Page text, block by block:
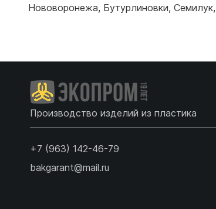
Подробнее
Нововоронежа, Бутурлиновки, Семилук,
Производство изделий из пластика
+7 (963) 142-46-79
bakgarant@mail.ru